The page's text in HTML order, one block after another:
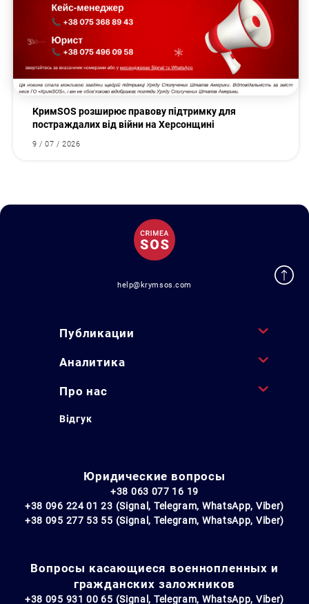
КримSOS розширює правову підтримку для
постраждалих від війни на Херсонщині
9 / 07 / 2026
help@krymsos.com
Публикации
Аналитика
Про нас
Відгук
Юридические вопросы
+38 063 077 16 19
+38 096 224 01 23 (Signal, Telegram, WhatsApp, Viber)
+38 095 277 53 55 (Signal, Telegram, WhatsApp, Viber)
Вопросы касающиеся военнопленных и
гражданских заложников
+38 095 931 00 65 (Signal, Telegram, WhatsApp, Viber)